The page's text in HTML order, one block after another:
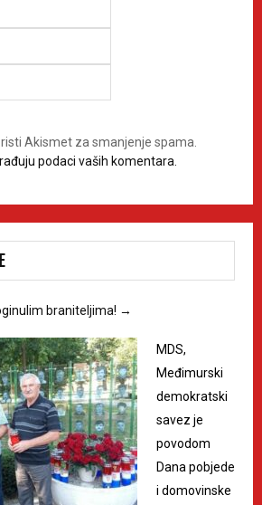
Akismet za smanjenje spama.
podaci vaših komentara.
braniteljima! →
MDS,
Međimurski
demokratski
savez je
povodom
Dana pobjede
i domovinske